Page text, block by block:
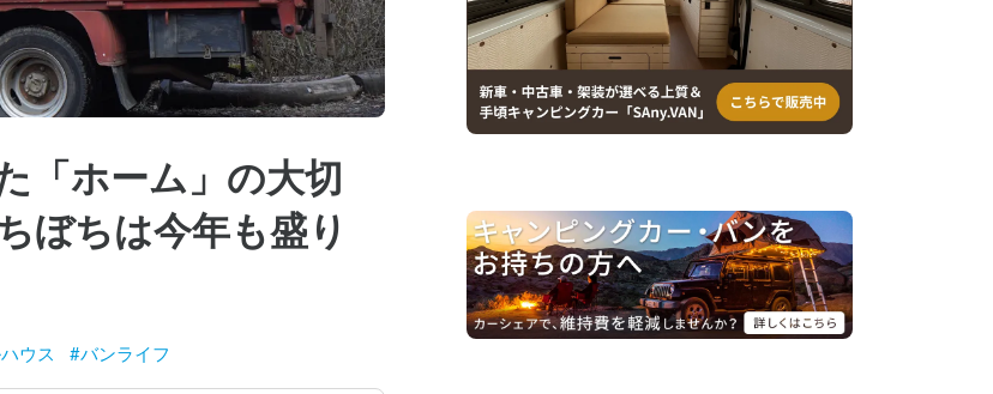
「ホーム」の大切
ぼちは今年も盛り
ウス #バンライフ